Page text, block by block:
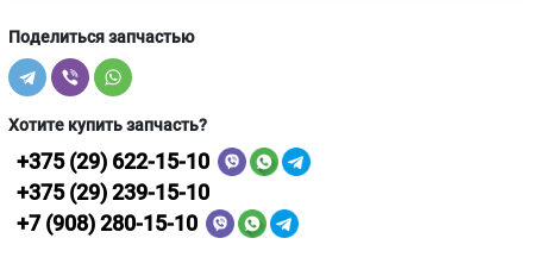
Поделиться запчастью
Хотите купить запчасть?
+375 (29) 622-15-10
+375 (29) 239-15-10
+7 (908) 280-15-10